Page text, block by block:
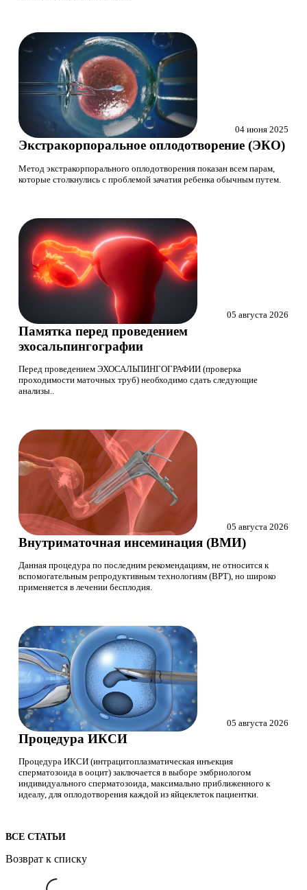
Экстракорпоральное оплодотворение (ЭКО)
Метод экстракорпорального оплодотворения показан всем парам,
которые столкнулись с проблемой зачатия ребенка обычным путем.
04 июня 2025
Памятка перед проведением
эхосальпингографии
Перед проведением ЭХОСАЛЬПИНГОГРАФИИ (проверка
проходимости маточных труб) необходимо сдать следующие
анализы..
05 августа 2026
Внутриматочная инсеминация (ВМИ)
Данная процедура по последним рекомендациям, не относится к
вспомогательным репродуктивным технологиям (ВРТ), но широко
применяется в лечении бесплодия.
05 августа 2026
Процедура ИКСИ
Процедура ИКСИ (интрацитоплазматическая инъекция
сперматозоида в ооцит) заключается в выборе эмбриологом
индивидуального сперматозоида, максимально приближенного к
идеалу, для оплодотворения каждой из яйцеклеток пациентки.
05 августа 2026
ВСЕ СТАТЬИ
Возврат к списку